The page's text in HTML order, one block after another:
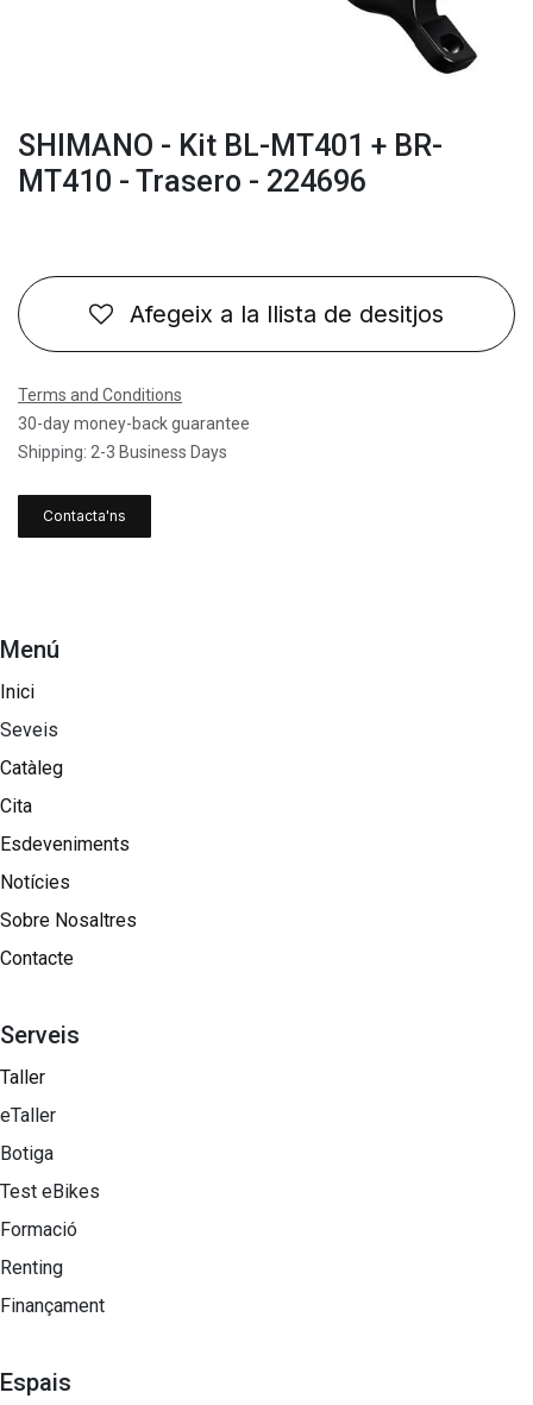
SHIMANO - Kit BL-MT401 + BR-
MT410 - Trasero - 224696
Afegeix a la llista de desitjos
Terms and Conditions
30-day money-back guarantee
Shipping: 2-3 Business Days
Contacta'ns
Menú
Inici
Seveis
Catàleg
Cita
Esdeveniments
Notícies
Sobre Nosaltres​
Contacte
Serveis
Taller
eTaller
Botiga
Test eBikes
Formació
Renting
Finançament
Espais